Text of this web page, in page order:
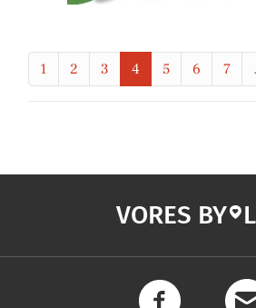
1 2 3 4 5 6 7
VORES BY